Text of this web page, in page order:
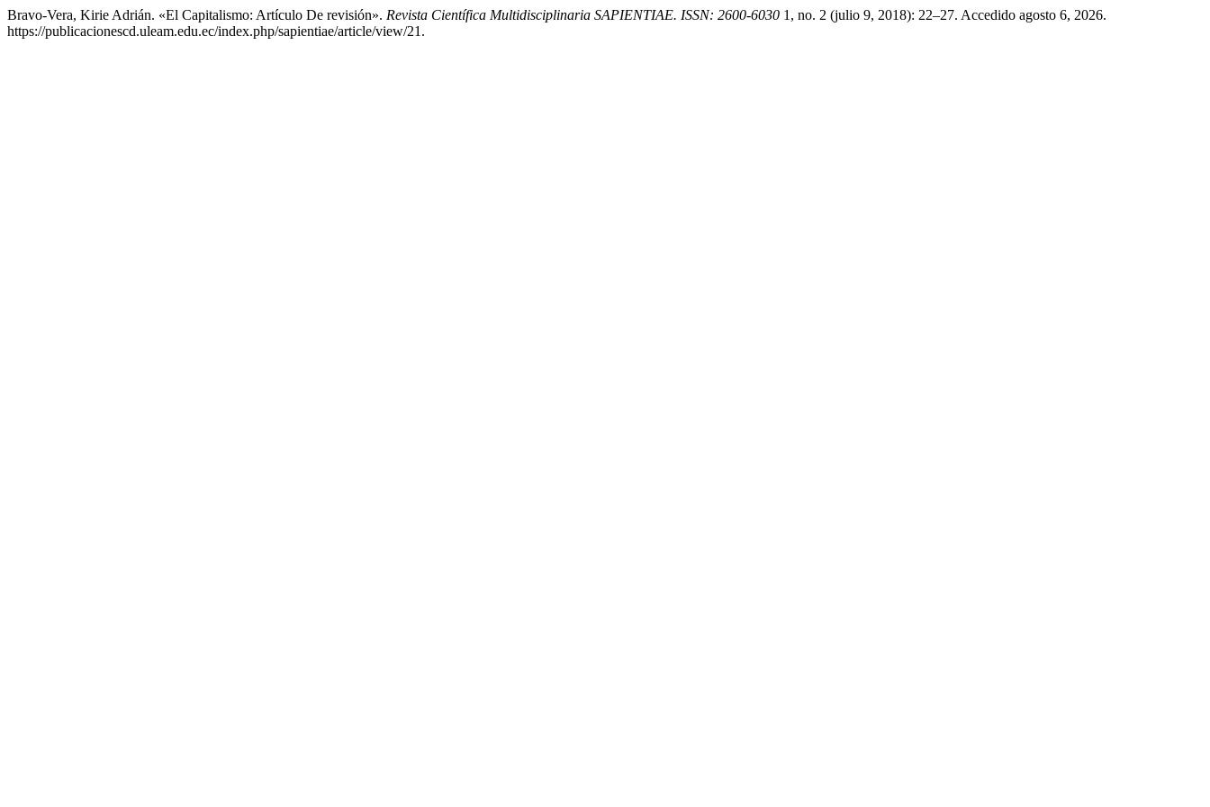
Bravo-Vera, Kirie Adrián. «El Capitalismo: Artículo De revisión». Revista Científica Multidisciplinaria SAPIENTIAE. ISSN: 2600-6030 1, no. 2 (julio 9, 2018): 22–27. Accedido agosto 6, 2026.
https://publicacionescd.uleam.edu.ec/index.php/sapientiae/article/view/21.